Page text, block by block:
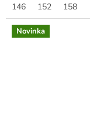
146
152 158
Novinka